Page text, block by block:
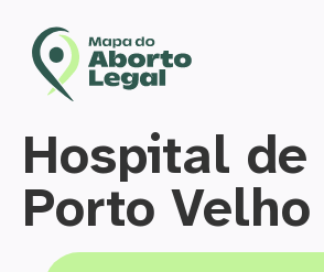
Hospital de
Porto Velho